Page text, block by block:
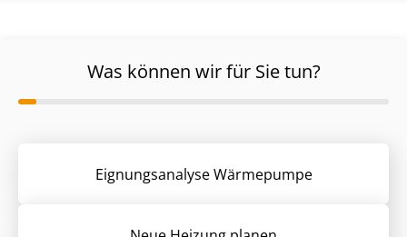
Was können wir für Sie tun?
Eignungsanalyse Wärmepumpe